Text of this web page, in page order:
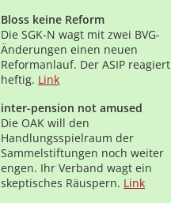
Bloss keine Reform
Die SGK-N wagt mit zwei BVG-
Änderungen einen neuen
Reformanlauf. Der ASIP reagiert
heftig. Link
inter-pension not amused
Die OAK will den
Handlungsspielraum der
Sammelstiftungen noch weiter
engen. Ihr Verband wagt ein
skeptisches Räuspern. Link